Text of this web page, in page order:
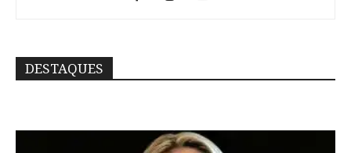
DESTAQUES